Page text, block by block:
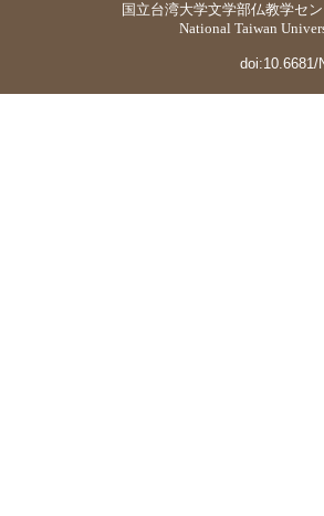
国立台湾大学文学部仏教学セ
National Taiwan
doi:10.6681/